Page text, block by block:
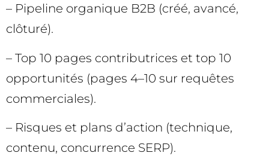
– Pipeline organique B2B (créé, avancé,
clôturé).
– Top 10 pages contributrices et top 10
opportunités (pages 4–10 sur requêtes
commerciales).
– Risques et plans d’action (technique,
contenu, concurrence SERP).